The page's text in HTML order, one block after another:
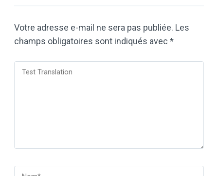
Votre adresse e-mail ne sera pas publiée. Les
champs obligatoires sont indiqués avec *